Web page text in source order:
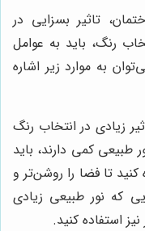
تاثیر بسزایی در
رنگ، باید به عوامل
به موارد زیر اشاره
زیادی در انتخاب رنگ
طبیعی کمی دارند، باید
تا فضا را روشن‌تر و
که نور طبیعی زیادی
استفاده کنید.